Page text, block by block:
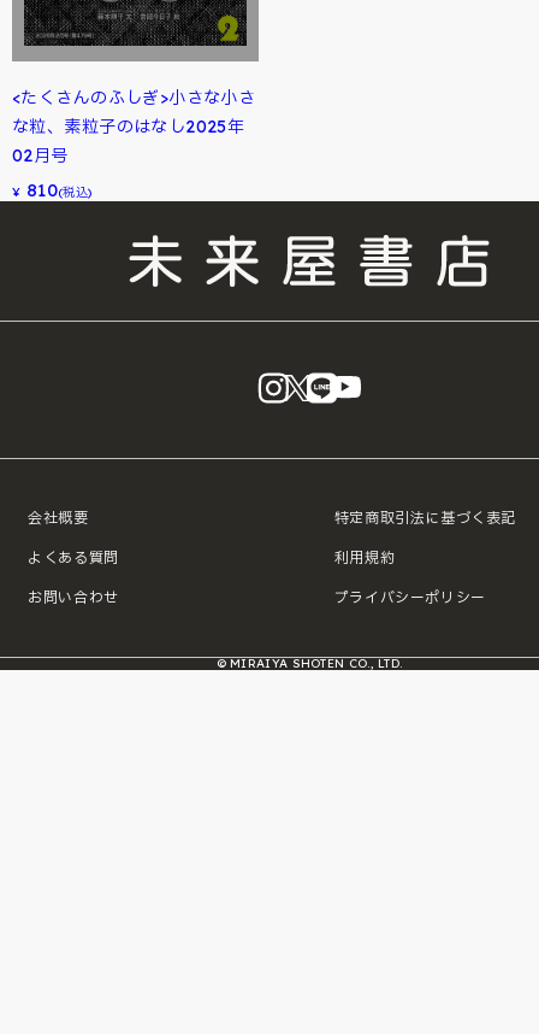
<たくさんのふしぎ>小さな小さ
な粒、素粒子のはなし2025年
02月号
¥ 810(税込)
instagram
X LINE
会社概要
よくある質問
お問い合わせ
特定商取引法に基づく表記
利用規約
プライバシーポリシー
© MIRAIYA SHOTEN CO., LTD.